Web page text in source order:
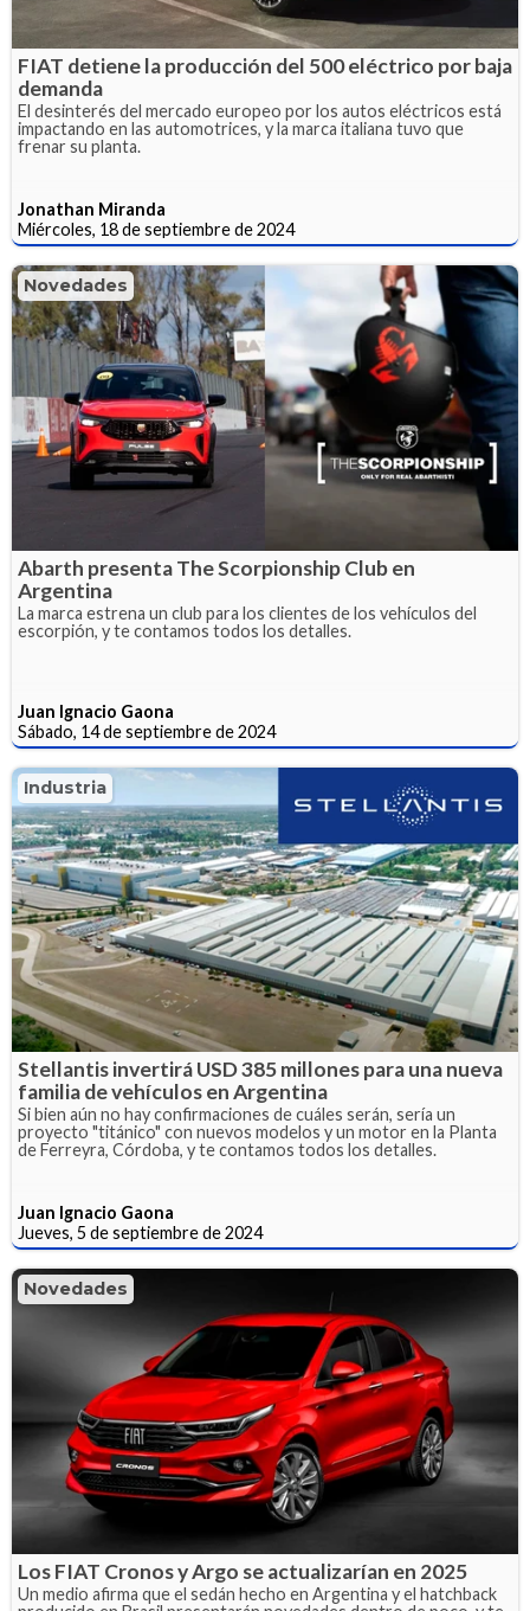
FIAT detiene la producción del 500 eléctrico por baja
demanda
El desinterés del mercado europeo por los autos eléctricos está
impactando en las automotrices, y la marca italiana tuvo que
frenar su planta.
Jonathan Miranda
Miércoles, 18 de septiembre de 2024
Novedades
Abarth presenta The Scorpionship Club en
Argentina
La marca estrena un club para los clientes de los vehículos del
escorpión, y te contamos todos los detalles.
Juan Ignacio Gaona
Sábado, 14 de septiembre de 2024
Industria
Stellantis invertirá USD 385 millones para una nueva
familia de vehículos en Argentina
Si bien aún no hay confirmaciones de cuáles serán, sería un
proyecto "titánico" con nuevos modelos y un motor en la Planta
de Ferreyra, Córdoba, y te contamos todos los detalles.
Juan Ignacio Gaona
Jueves, 5 de septiembre de 2024
Novedades
Los FIAT Cronos y Argo se actualizarían en 2025
Un medio afirma que el sedán hecho en Argentina y el hatchback